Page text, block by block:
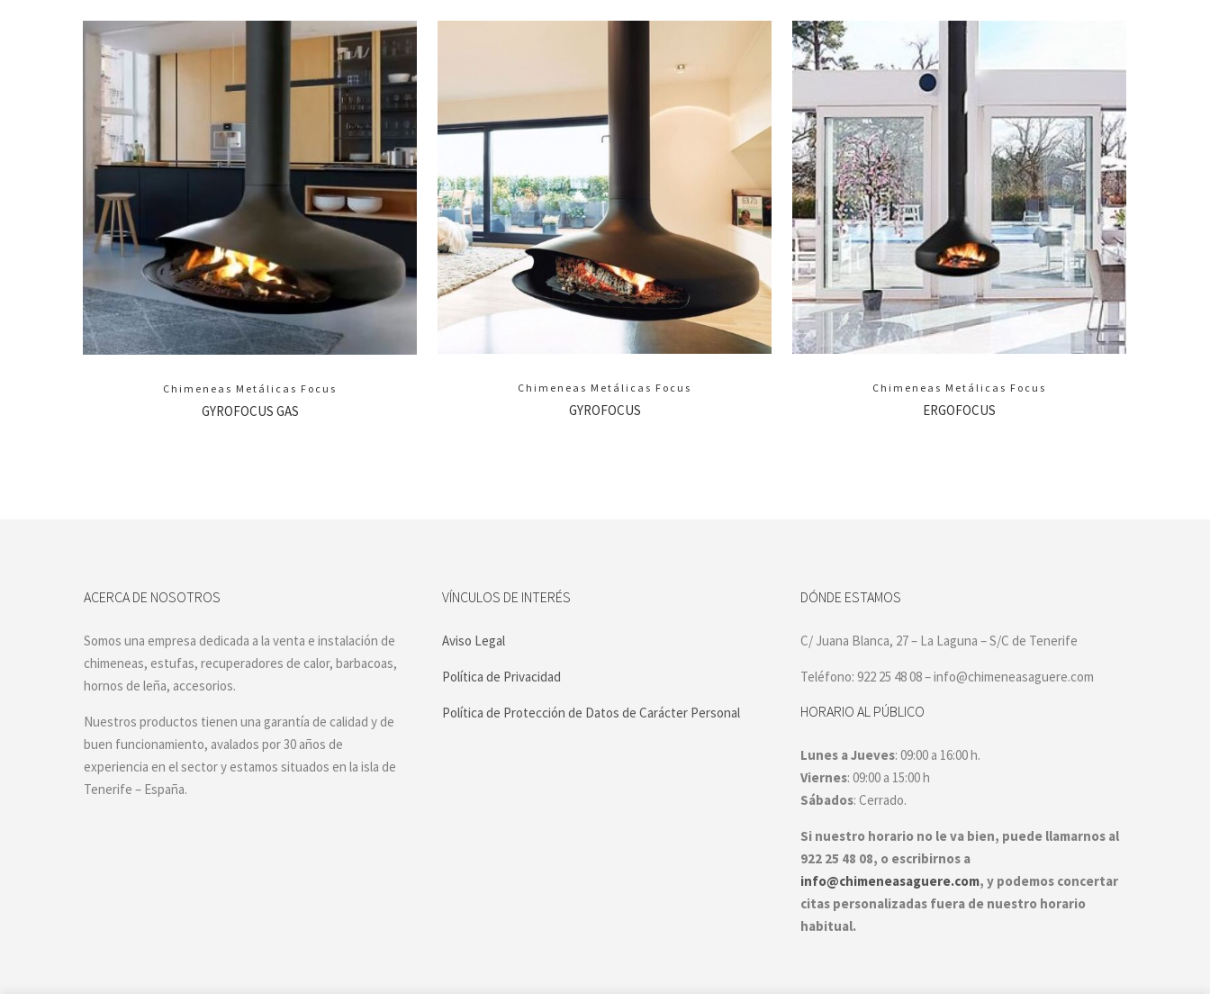
Chimeneas Metálicas Focus
GYROFOCUS GAS
Chimeneas Metálicas Focus
GYROFOCUS
Chimeneas Metálicas Focus
ERGOFOCUS
ACERCA DE NOSOTROS
Somos una empresa dedicada a la venta e instalación de
chimeneas, estufas, recuperadores de calor, barbacoas,
hornos de leña, accesorios.
Nuestros productos tienen una garantía de calidad y de
buen funcionamiento, avalados por 30 años de
experiencia en el sector y estamos situados en la isla de
Tenerife – España.
VÍNCULOS DE INTERÉS
Aviso Legal
Política de Privacidad
Política de Protección de Datos de Carácter Personal
DÓNDE ESTAMOS
C/ Juana Blanca, 27 – La Laguna – S/C de Tenerife
Teléfono: 922 25 48 08 – info@chimeneasaguere.com
HORARIO AL PÚBLICO
Lunes a Jueves: 09:00 a 16:00 h.
Viernes: 09:00 a 15:00 h
Sábados: Cerrado.
Si nuestro horario no le va bien, puede llamarnos al
922 25 48 08, o escribirnos a
info@chimeneasaguere.com, y podemos concertar
citas personalizadas fuera de nuestro horario
habitual.